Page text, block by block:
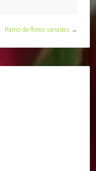
Ramo de flores variadas →